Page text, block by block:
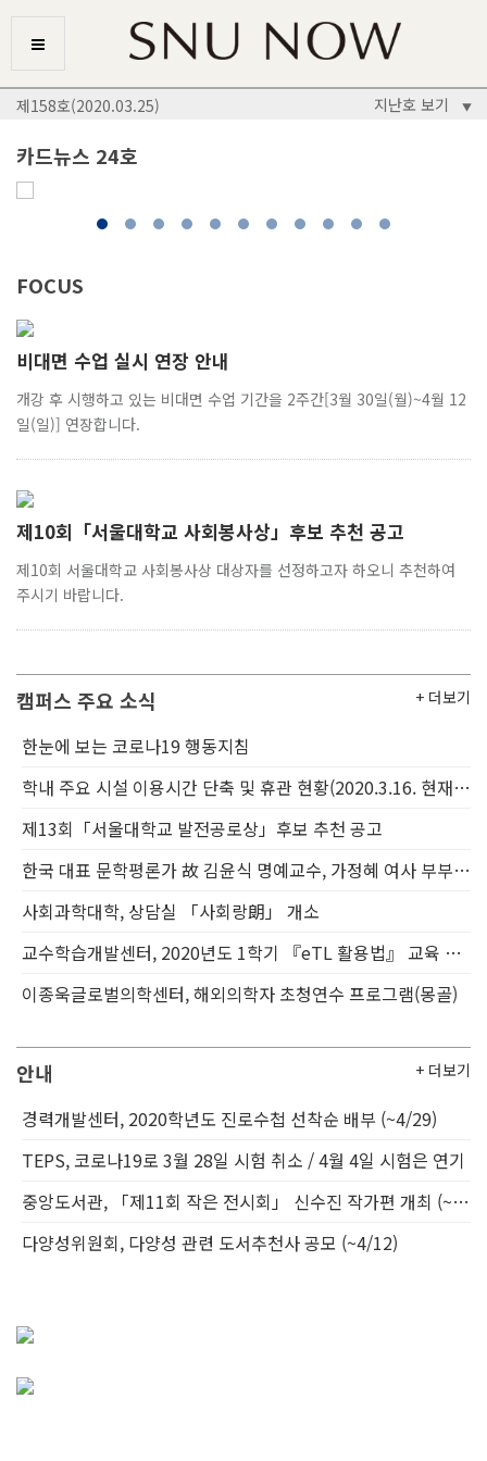
제158호(2020.03.25) 지난호 보기 ▼
카드뉴스 24호
FOCUS
비대면 수업 실시 연장 안내
개강 후 시행하고 있는 비대면 수업 기간을 2주간[3월 30일(월)~4월 12
일(일)] 연장합니다.
제10회「서울대학교 사회봉사상」후보 추천 공고
제10회 서울대학교 사회봉사상 대상자를 선정하고자 하오니 추천하여
주시기 바랍니다.
캠퍼스 주요 소식 + 더보기
한눈에 보는 코로나19 행동지침
학내 주요 시설 이용시간 단축 및 휴관 현황(2020.3.16. 현재 기준)
제13회「서울대학교 발전공로상」후보 추천 공고
한국 대표 문학평론가 故 김윤식 명예교수, 가정혜 여사 부부 13억원 쾌척
사회과학대학, 상담실 「사회랑朗」 개소
교수학습개발센터, 2020년도 1학기 『eTL 활용법』 교육 워크숍
이종욱글로벌의학센터, 해외의학자 초청연수 프로그램(몽골)
안내 + 더보기
경력개발센터, 2020학년도 진로수첩 선착순 배부 (~4/29)
TEPS, 코로나19로 3월 28일 시험 취소 / 4월 4일 시험은 연기
중앙도서관, 「제11회 작은 전시회」 신수진 작가편 개최 (~5/29)
다양성위원회, 다양성 관련 도서추천사 공모 (~4/12)